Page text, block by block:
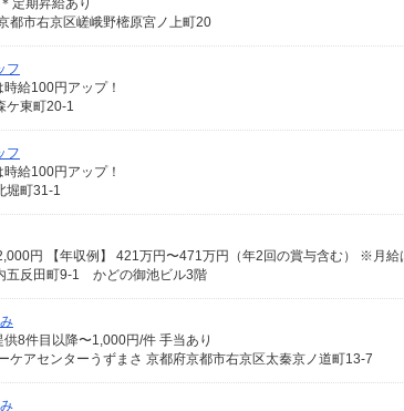
定期昇給あり
都市右京区嵯峨野樒原宮ノ上町20
フ
給100円アップ！
ケ東町20-1
フ
給100円アップ！
堀町31-1
五反田町9-1 かどの御池ビル3階
8件目以降〜1,000円/件 手当あり
ケアセンターうずまさ 京都府京都市右京区太秦京ノ道町13-7